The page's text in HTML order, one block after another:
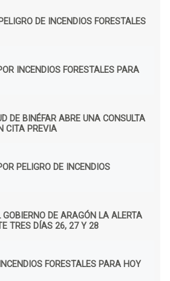
DE INCENDIOS FORESTALES
INCENDIOS FORESTALES PARA
DE BINÉFAR ABRE UNA CONSULTA
CITA PREVIA
PELIGRO DE INCENDIOS
GOBIERNO DE ARAGÓN LA ALERTA
TRES DÍAS 26, 27 Y 28
FORESTALES PARA HOY